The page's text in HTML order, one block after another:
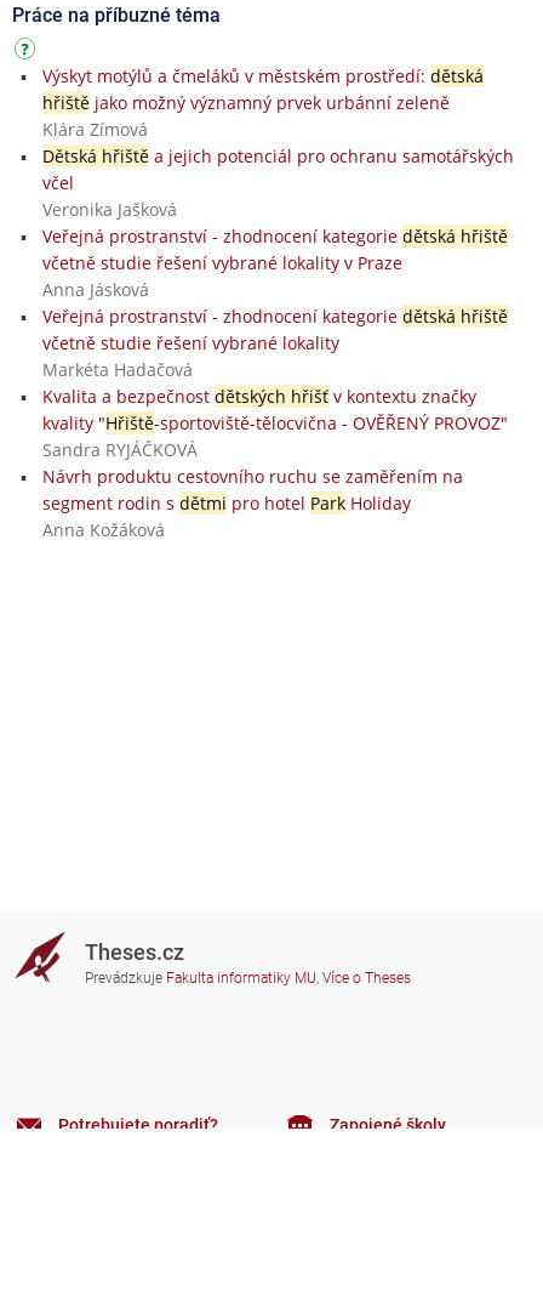
Práce na příbuzné téma
Výskyt motýlů a čmeláků v městském prostředí: dětská
hřištějako možný významný prvek urbánní zeleně
Klára Zímová
Dětská hřištěa jejich potenciál pro ochranu samotářských
včel
Veronika Jašková
Veřejná prostranství - zhodnocení kategorie dětská hřiště
včetně studie řešení vybrané lokality v Praze
Anna Jásková
Veřejná prostranství - zhodnocení kategorie dětská hřiště
včetně studie řešení vybrané lokality
Markéta Hadačová
Kvalita a bezpečnost dětských hřišťv kontextu značky
kvality "Hřiště-sportoviště-tělocvična - OVĚŘENÝ PROVOZ"
Sandra RYJÁČKOVÁ
Návrh produktu cestovního ruchu se zaměřením na
segment rodin s dětmi pro hotel ParkHoliday
Anna Kožáková
Theses.cz
Prevádzkuje Fakulta informatiky MU, Více o Theses
Potrebujete poradiť? Zapojené školy